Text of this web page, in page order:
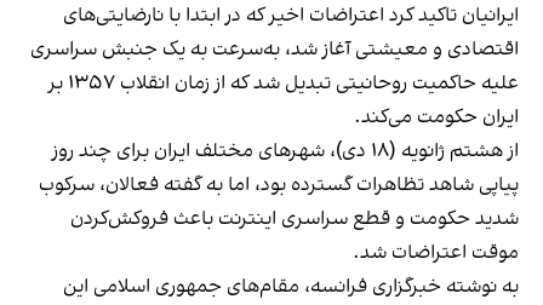
ایرانیان تاکید کرد اعتراضات اخیر که در ابتدا با نارضایتی‌های
اقتصادی و معیشتی آغاز شد، به‌سرعت به یک جنبش سراسری
علیه حاکمیت روحانیتی تبدیل شد که از زمان انقلاب ۱۳۵۷ بر
ایران حکومت می‌کند.
از هشتم ژانویه (۱۸ دی)، شهرهای مختلف ایران برای چند روز
پیاپی شاهد تظاهرات گسترده بود، اما به گفته فعالان، سرکوب
شدید حکومت و قطع سراسری اینترنت باعث فروکش‌کردن
موقت اعتراضات شد.
به نوشته خبرگزاری فرانسه، مقام‌های جمهوری اسلامی این